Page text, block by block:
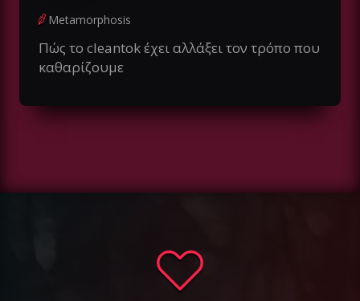
Metamorphosis
Πώς το cleantok έχει αλλάξει τον τρόπο που
καθαρίζουμε